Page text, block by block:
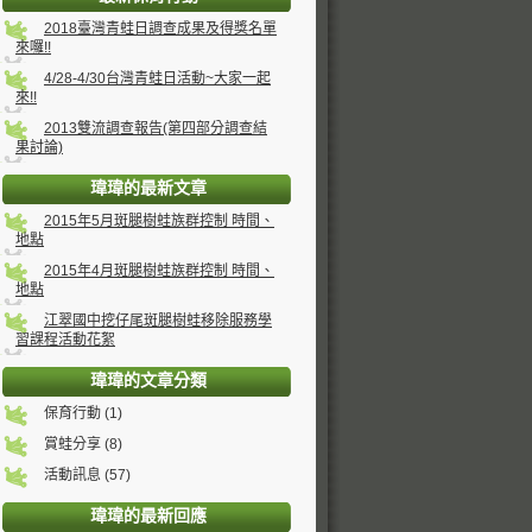
2018臺灣青蛙日調查成果及得獎名單
來囉!!
4/28-4/30台灣青蛙日活動~大家一起
來!!
2013雙流調查報告(第四部分調查結
果討論)
瑋瑋的最新文章
2015年5月斑腿樹蛙族群控制 時間、
地點
2015年4月斑腿樹蛙族群控制 時間、
地點
江翠國中挖仔尾斑腿樹蛙移除服務學
習課程活動花絮
瑋瑋的文章分類
保育行動 (1)
賞蛙分享 (8)
活動訊息 (57)
瑋瑋的最新回應